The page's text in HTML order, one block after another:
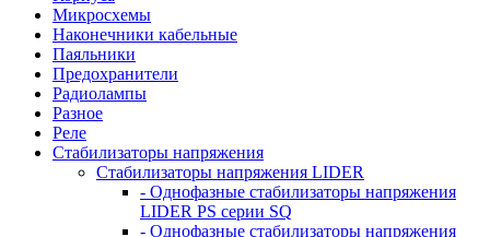
Микросхемы
Наконечники кабельные
Паяльники
Предохранители
Радиолампы
Разное
Реле
Стабилизаторы напряжения
Стабилизаторы напряжения LIDER
- Однофазные стабилизаторы напряжения
LIDER PS серии SQ
- Однофазные стабилизаторы напряжения